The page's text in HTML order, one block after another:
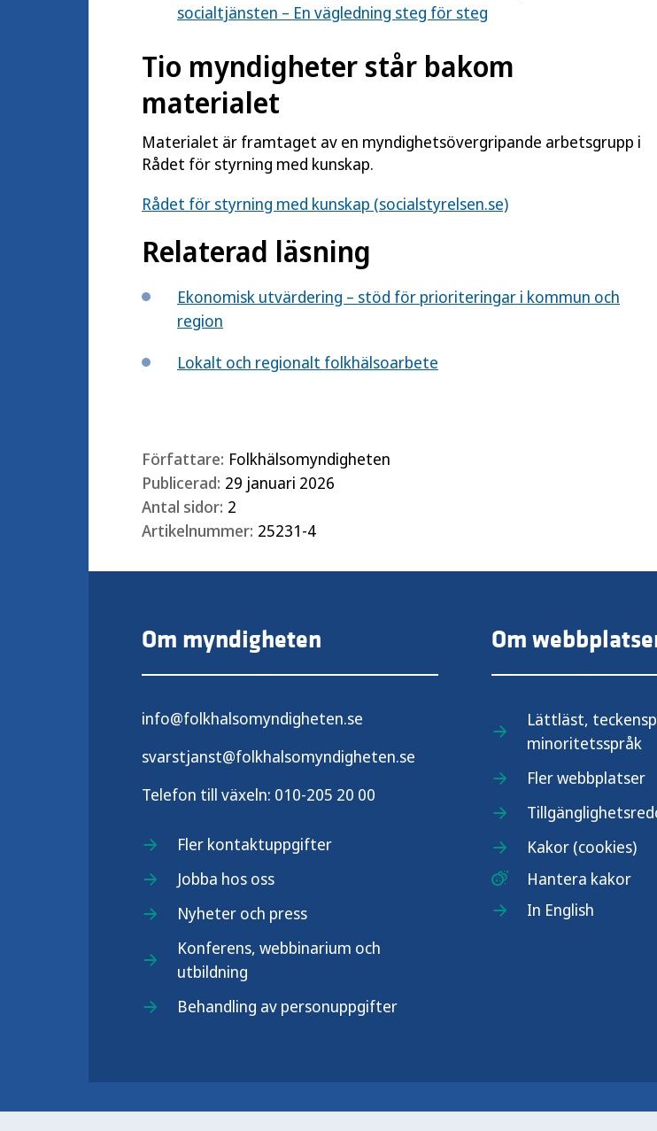
socialtjänsten – En vägledning steg för steg
Tio myndigheter står bakom
materialet
Materialet är framtaget av en myndighetsövergripande arbetsgrupp i
Rådet för styrning med kunskap.
Rådet för styrning med kunskap (socialstyrelsen.se)
Relaterad läsning
Ekonomisk utvärdering – stöd för prioriteringar i kommun och
region
Lokalt och regionalt folkhälsoarbete
Författare: Folkhälsomyndigheten
Publicerad: 29 januari 2026
Antal sidor: 2
Artikelnummer: 25231-4
Om myndigheten
info@folkhalsomyndigheten.se
svarstjanst@folkhalsomyndigheten.se
Telefon till växeln: 010-205 20 00
Fler kontaktuppgifter
Jobba hos oss
Nyheter och press
Konferens, webbinarium och
utbildning
Behandling av personuppgifter
Om
Lättläst,
minoritetsspråk
Fler webbplatser
Kakor (cookies)
Hantera kakor
In English